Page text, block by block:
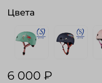
Цвета
6 000 ₽